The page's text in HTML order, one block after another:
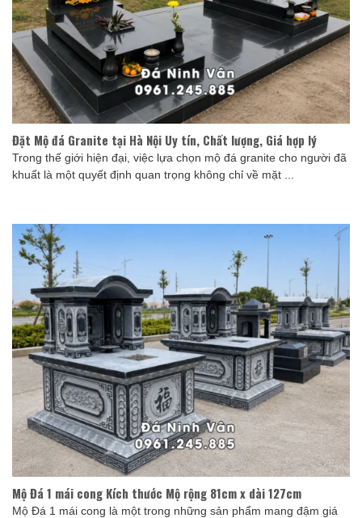
Đặt Mộ đá Granite tại Hà Nội Uy tín, Chất lượng, Giá hợp lý
Trong thế giới hiện đại, việc lựa chọn mộ đá granite cho người đã
khuất là một quyết định quan trọng không chỉ về mặt ...
Mộ Đá 1 mái cong Kích thước Mộ rộng 81cm x dài 127cm
Mộ Đá 1 mái cong là một trong những sản phẩm mang đậm giá